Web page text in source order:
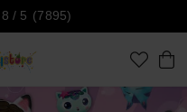
/ 5 (7895)